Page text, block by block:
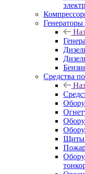
Генераторы
Средства
Щиты